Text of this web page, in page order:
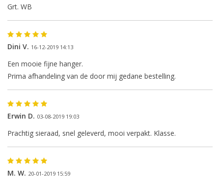
Grt. WB
Dini V. 16-12-2019 14:13
Een mooie fijne hanger.
Prima afhandeling van de door mij gedane bestelling.
Erwin D. 03-08-2019 19:03
Prachtig sieraad, snel geleverd, mooi verpakt. Klasse.
M. W. 20-01-2019 15:59